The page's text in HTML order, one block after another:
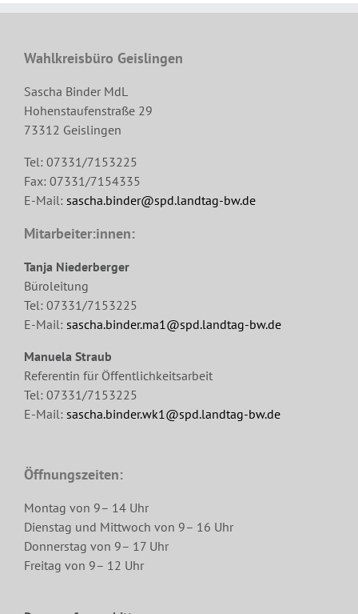
Wahlkreisbüro Geislingen
Sascha Binder MdL
Hohenstaufenstraße 29
73312 Geislingen
Tel: 07331/7153225
Fax: 07331/7154335
E-Mail: sascha.binder@spd.landtag-bw.de
Mitarbeiter:innen:
Tanja Niederberger
Büroleitung
Tel: 07331/7153225
E-Mail: sascha.binder.ma1@spd.landtag-bw.de
Manuela Straub
Referentin für Öffentlichkeitsarbeit
Tel: 07331/7153225
E-Mail: sascha.binder.wk1@spd.landtag-bw.de
Öffnungszeiten:
Montag von 9– 14 Uhr
Dienstag und Mittwoch von 9– 16 Uhr
Donnerstag von 9– 17 Uhr
Freitag von 9– 12 Uhr